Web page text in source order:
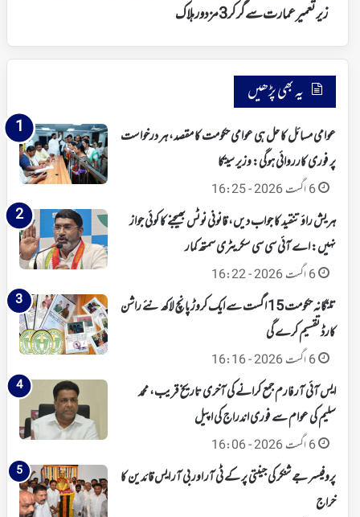
زیر تعمیر عمارت سے گرکر 3مزدور ہلاک
یہ بھی پڑھیں
عوامی مسائل کا حل ہی عوامی حکومت کا مقصد، ہر درخواست
پر فوری کارروائی ہوگی: وزیر سیتکا
6 اگست 2026 - 16:25
ہریش راؤ تنقید کا جواب دیں، قانونی نوٹس بھیجنے کا کوئی جواز
نہیں: اے آئی سی سی سکریٹری سمتھ کمار
6 اگست 2026 - 16:22
تلنگانہ حکومت 15 اگست سے ایک کروڑ پانچ لاکھ نئے راشن
کارڈ تقسیم کرے گی
6 اگست 2026 - 16:16
ایس آئی آر فارم جمع کرانے کی آخری تاریخ قریب، محمد
سلیم کی عوام سے فوری اندراج کی اپیل
6 اگست 2026 - 16:06
پروفیسر جے شنکر کی جینتی پر کے ٹی آر اور بی آر ایس قائدین کا
خراج